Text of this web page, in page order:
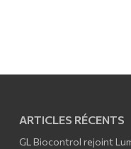
ARTICLES RÉCENTS
GL Biocontrol rejoint